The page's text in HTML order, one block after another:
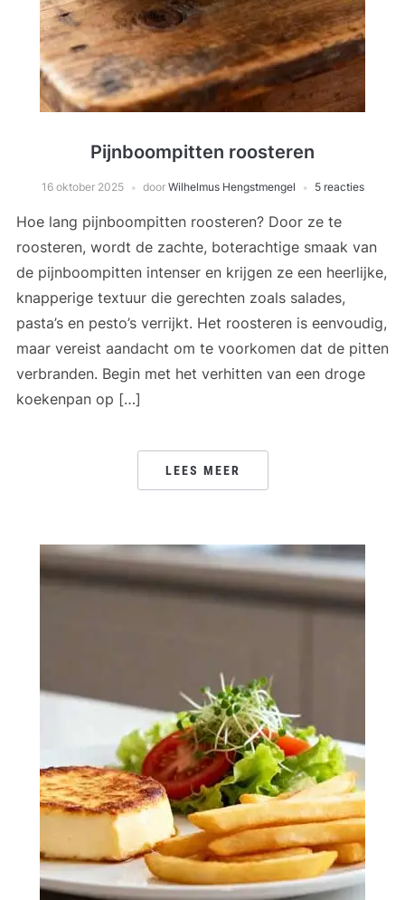
Pijnboompitten roosteren
16 oktober 2025 door Wilhelmus Hengstmengel 5 reacties
Hoe lang pijnboompitten roosteren? Door ze te
roosteren, wordt de zachte, boterachtige smaak van
de pijnboompitten intenser en krijgen ze een heerlijke,
knapperige textuur die gerechten zoals salades,
pasta’s en pesto’s verrijkt. Het roosteren is eenvoudig,
maar vereist aandacht om te voorkomen dat de pitten
verbranden. Begin met het verhitten van een droge
koekenpan op […]
LEES MEER